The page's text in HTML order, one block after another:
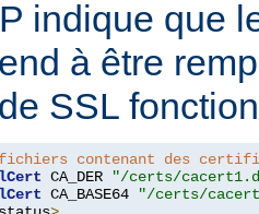
indique que
à être
SSL
contenant des
CA_DER
"/certs/
CA_BASE64
"/certs/